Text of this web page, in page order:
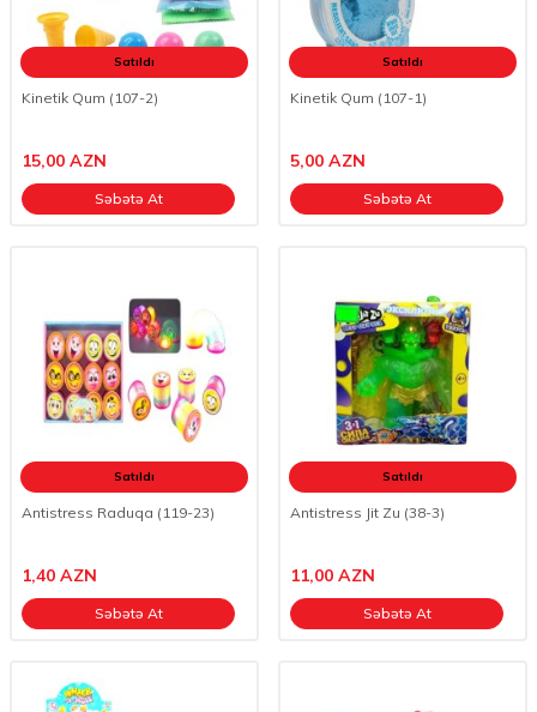
Satıldı
Kinetik Qum (107-2)
15,00 AZN
Səbətə At
Satıldı
Kinetik Qum (107-1)
5,00 AZN
Səbətə At
Satıldı
Antistress Raduqa (119-23)
1,40 AZN
Səbətə At
Satıldı
Antistress Jit Zu (38-3)
11,00 AZN
Səbətə At